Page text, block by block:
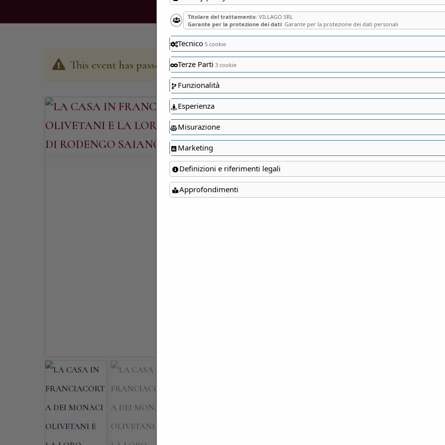
This event has passed
LA CASA IN
OLIVETANI E LA
ABBAZIA DI
Titolare del trattamento: VILLAGO SRL
Garante per la protezione dei dati: Garante per la protezione dei dati personali
Tecnico 5 cookie
Terze Parti 3 cookie
Funzionalità
Esperienza
Misurazione
Marketing
Definizioni e riferimenti legali
Approfondimenti